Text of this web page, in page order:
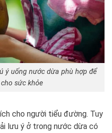
ý uống nước dừa phù hợp để
sức khỏe
cho người tiểu đường. Tuy
lưu ý ở trong nước dừa có